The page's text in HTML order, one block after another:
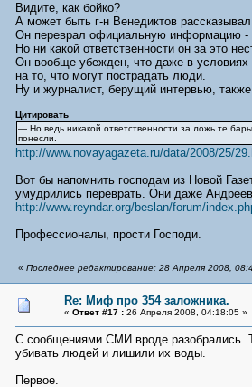
Видите, как бойко?
А может быть г-н Венедиктов
Он переврал официальную информацию -
Но ни какой ответственности он за это
Он вообще убежден, что даже в
на то, что могут пострадать люди.
Ну и журналист, берущий интервью,
Цитировать
— Но ведь никакой ответственности за ложь те
понесли.
http://www.novayagazeta.ru/data/2008/25/
Вот бы напомнить господам из Новой
умудрились переврать. Они даже
http://www.reyndar.org/beslan/forum/
Профессионалы, прости Господи.
« Последнее редактирование: 28 Апреля 2008,
Re: Миф про 354 заложника.
« Ответ #17 :26 Апреля 2008, 04:18:05 »
С сообщениями СМИ вроде разобрались.
убивать людей и лишили их воды.
Первое.